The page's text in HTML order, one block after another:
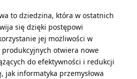
to dziedzina, która w ostatnich
się dzięki postępowi
jej możliwości w
otwiera nowe
do efektywności i redukcji
jak informatyka przemysłowa